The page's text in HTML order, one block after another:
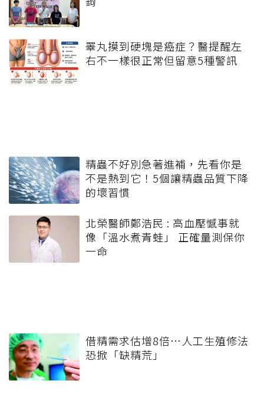
睪丸摸到硬塊是癌症？醫提醒左
右不一樣很正常但留意5種警訊
精蟲不好別急著進補，先看你是
不是熱到它！5個讓精蟲品質下降
的壞習慣
北榮醫師鄭浩民 : 高血壓憾事就
像「溫水煮青蛙」 正確量測保你
一命
借精需求估增8倍…人工生殖修法
恐掀「缺精荒」